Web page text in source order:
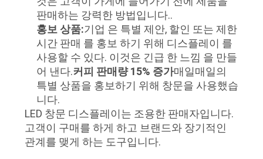
판매하는 강력한 방법입니다..
홍보 상품:기업 은 특별 제안, 할인 또는 제한
시간 판매 를 홍보 하기 위해 디스플레이 를
사용할 수 있다. 이것은 긴급 한 느낌 을 만들
어 낸다.커피 판매량 15% 증가매일매일의
특별 상품을 홍보하기 위해 창문을 사용했습
니다.
LED 창문 디스플레이는 조용한 판매자입니다.
고객이 구매를 하게 하고 브랜드와 장기적인
관계를 맺게 하는 도구입니다.